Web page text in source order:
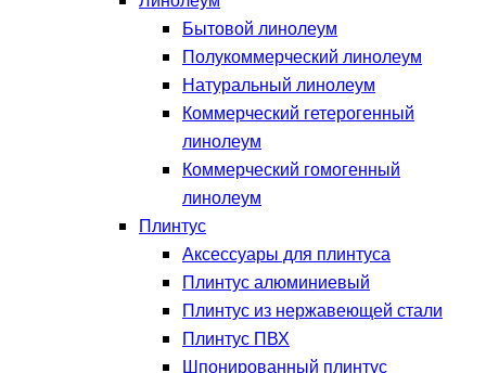
Бытовой линолеум
Полукоммерческий линолеум
Натуральный линолеум
Коммерческий гетерогенный
линолеум
Коммерческий гомогенный
линолеум
Плинтус
Аксессуары для плинтуса
Плинтус алюминиевый
Плинтус из нержавеющей стали
Плинтус ПВХ